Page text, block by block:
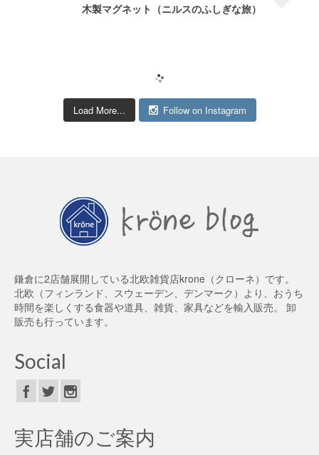
木製マグネット（ニルスのふしぎな旅）
Load More... Follow on Instagram
鎌倉に2店舗展開している北欧雑貨店krone（クローネ）です。
北欧（フィンランド、スウェーデン、デンマーク）より、おうち
時間を楽しくする食器や道具、雑貨、家具などを輸入販売。 卸
販売も行っています。
Social
実店舗のご案内